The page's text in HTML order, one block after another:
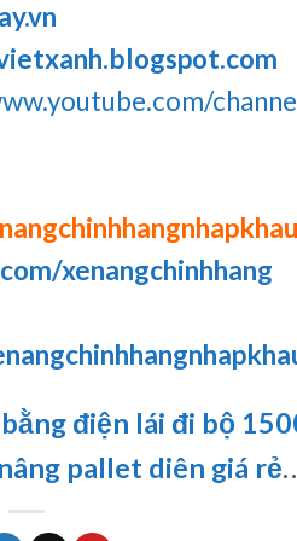
xenangchinhhang
điện lái đi bộ
pallet diên giá rẻ